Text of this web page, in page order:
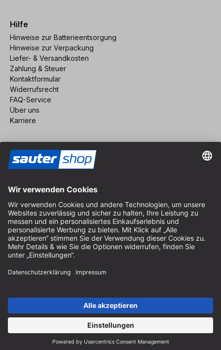
Hilfe
Hinweise zur Batterieentsorgung
Hinweise zur Verpackung
Liefer- & Versandkosten
Zahlung & Steuer
Kontaktformular
Widerrufsrecht
FAQ-Service
Über uns
Karriere
Impressum
AGB
Datenschutz
Cookie-Einstellungen
© 2026 sauter GmbH
* kostenloser Versand ab 150 Euro Bestellwert innerhalb
Deutschlands für die Standard-Paketgrößen - ausgenommen
Sperrgut und Fracht
In Abh. des Lieferlandes kann die MwSt. an der Kasse variieren.